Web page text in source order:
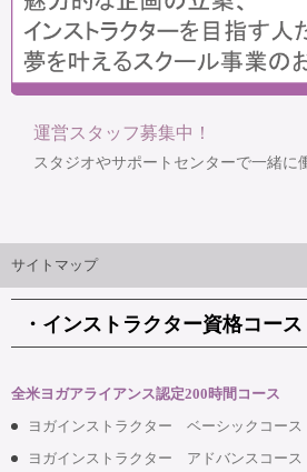
運営スタッフ募集中！
スタジオやサポートセンターで一緒に
サイトマップ
・インストラクター資格コース
全米ヨガアライアンス認定200時間コース
ヨガインストラクター ベーシックコース
ヨガインストラクター アドバンスコース